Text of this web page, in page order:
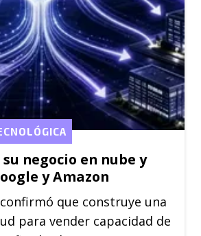
negocio en nube y
y Amazon
que construye una
para vender capacidad de